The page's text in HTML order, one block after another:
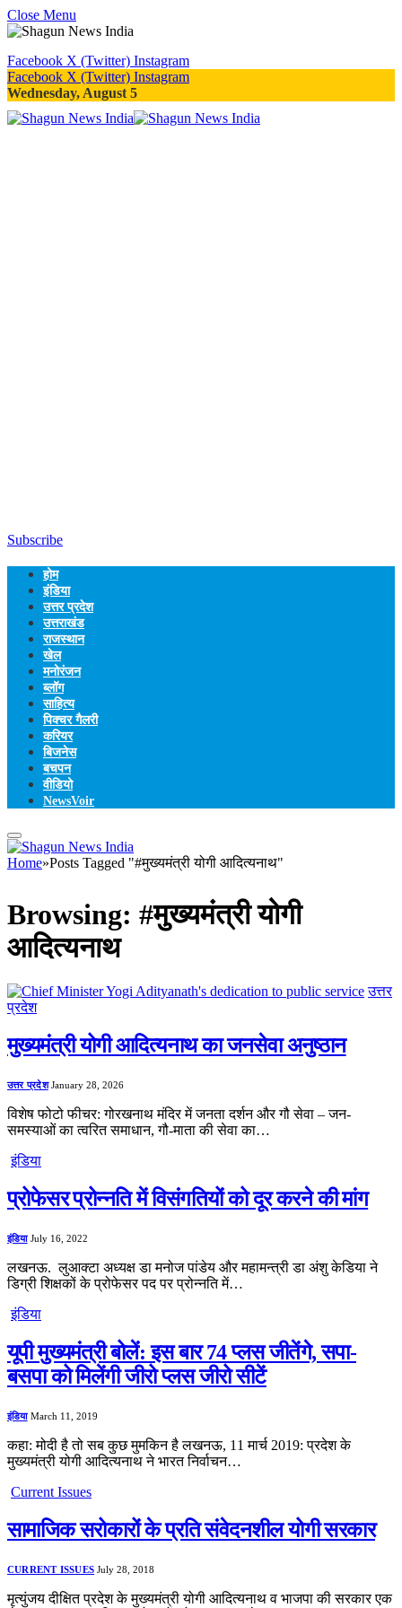
Close Menu
Facebook X (Twitter) Instagram
Facebook X (Twitter) Instagram
Wednesday, August 5
Subscribe
होम
इंडिया
उत्तर प्रदेश
उत्तराखंड
राजस्थान
खेल
मनोरंजन
ब्लॉग
साहित्य
पिक्चर गैलरी
करियर
बिजनेस
बचपन
वीडियो
NewsVoir
Home»Posts Tagged "#मुख्यमंत्री योगी आदित्यनाथ"
Browsing: #मुख्यमंत्री योगी
आदित्यनाथ
उत्तर
प्रदेश
मुख्यमंत्री योगी आदित्यनाथ का जनसेवा अनुष्ठान
उत्तर प्रदेश January 28, 2026
विशेष फोटो फीचर: गोरखनाथ मंदिर में जनता दर्शन और गौ सेवा – जन-
समस्याओं का त्वरित समाधान, गौ-माता की सेवा का…
इंडिया
प्रोफेसर प्रोन्नति में विसंगतियों को दूर करने की मांग
इंडिया July 16, 2022
लखनऊ. लुआक्टा अध्यक्ष डा मनोज पांडेय और महामन्त्री डा अंशु केडिया ने
डिग्री शिक्षकों के प्रोफेसर पद पर प्रोन्नति में…
इंडिया
यूपी मुख्यमंत्री बोलें: इस बार 74 प्लस जीतेंगे, सपा-
बसपा को मिलेंगी जीरो प्लस जीरो सीटें
इंडिया March 11, 2019
कहा: मोदी है तो सब कुछ मुमकिन है लखनऊ, 11 मार्च 2019: प्रदेश के
मुख्यमंत्री योगी आदित्यनाथ ने भारत निर्वाचन…
Current Issues
सामाजिक सरोकारों के प्रति संवेदनशील योगी सरकार
CURRENT ISSUES July 28, 2018
मृत्युंजय दीक्षित प्रदेश के मुख्यमंत्री योगी आदित्यनाथ व भाजपा की सरकार एक